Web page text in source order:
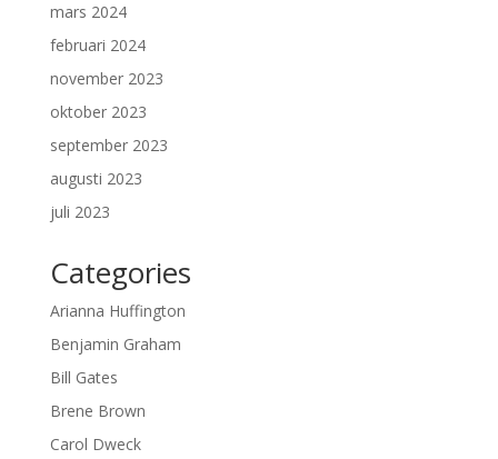
mars 2024
februari 2024
november 2023
oktober 2023
september 2023
augusti 2023
juli 2023
Categories
Arianna Huffington
Benjamin Graham
Bill Gates
Brene Brown
Carol Dweck